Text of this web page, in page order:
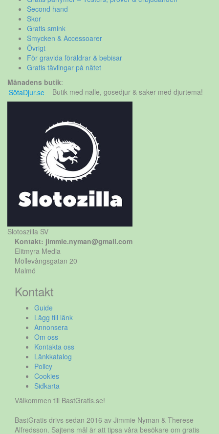
Second hand
Skor
Gratis smink
Smycken & Accessoarer
Övrigt
För gravida föräldrar & bebisar
Gratis tävlingar på nätet
Månadens butik:
SötaDjur.se - Butik med nalle, gosedjur & saker med djurtema!
Slotoszilla SV
Kontakt: jimmie.nyman@gmail.com
Elitmyra Media
Möllevångsgatan 20
Malmö
Kontakt
Guide
Lägg till länk
Annonsera
Om oss
Kontakta oss
Länkkatalog
Policy
Cookies
Sidkarta
Välkommen till BastGratis.se!
BastGratis drivs sedan 2016 av Jimmie Nyman & Therese
Alfredsson. Sajtens mål är att tipsa våra besökare om gratis